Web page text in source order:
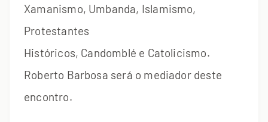
Xamanismo, Umbanda, Islamismo,
Protestantes
Históricos, Candomblé e Catolicismo.
Roberto Barbosa será o mediador deste
encontro.